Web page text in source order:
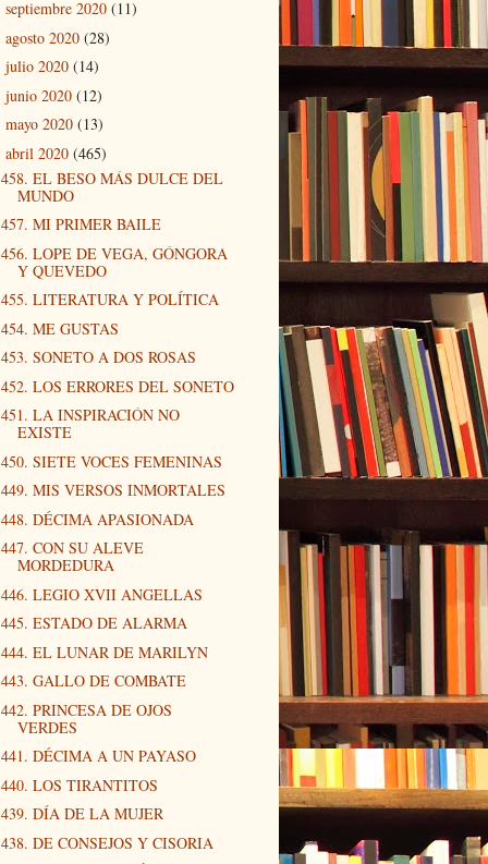
septiembre 2020 (11)
agosto 2020 (28)
julio 2020 (14)
junio 2020 (12)
mayo 2020 (13)
abril 2020 (465)
458. EL BESO MÁS DULCE DEL
MUNDO
457. MI PRIMER BAILE
456. LOPE DE VEGA, GÓNGORA
Y QUEVEDO
455. LITERATURA Y POLÍTICA
454. ME GUSTAS
453. SONETO A DOS ROSAS
452. LOS ERRORES DEL SONETO
451. LA INSPIRACIÓN NO
EXISTE
450. SIETE VOCES FEMENINAS
449. MIS VERSOS INMORTALES
448. DÉCIMA APASIONADA
447. CON SU ALEVE
MORDEDURA
446. LEGIO XVII ANGELLAS
445. ESTADO DE ALARMA
444. EL LUNAR DE MARILYN
443. GALLO DE COMBATE
442. PRINCESA DE OJOS
VERDES
441. DÉCIMA A UN PAYASO
440. LOS TIRANTITOS
439. DÍA DE LA MUJER
438. DE CONSEJOS Y CISORIA